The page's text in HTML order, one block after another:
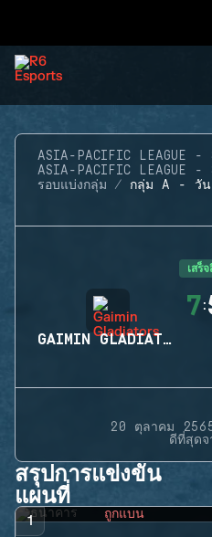
ASIA-PACIFIC LEAGUE -
ASIA-PACIFIC LEAGUE -
รอบแบ่งกลุ่ม
กลุ่ม A - วัน
เสร็
GAIMIN GLADIATORS
7:
20 ตุลาคม
ดีที่สุด
สรุปการแข่งขัน
แผนที่
1 ถูกแบน